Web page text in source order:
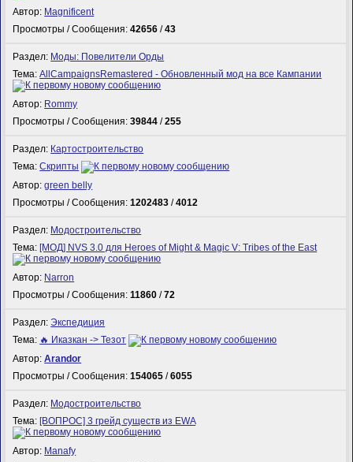
Автор: Magnificent
Просмотры / Сообщения:42656 /43
Раздел: Моды: Повелители Орды
Тема:AllCampaignsRemastered - Обновленный мод на все Кампании
Автор: Rommy
Просмотры / Сообщения:39844 /255
Раздел: Картостроительство
Тема:Скрипты
Автор:green belly
Просмотры / Сообщения:1202483 /4012
Раздел: Модостроительство
Тема: [МОД] NVS 3.0 для Heroes of Might & Magic V: Tribes of the East
Автор: Narron
Просмотры / Сообщения:11860 /72
Раздел:Экспедиция
Тема: 🔥 Иказкан -> Тезот
Автор:Arandor
Просмотры / Сообщения:154065 /6055
Раздел: Модостроительство
Тема: [ВОПРОС] 3 грейд существ из EWA
Автор: Manafy